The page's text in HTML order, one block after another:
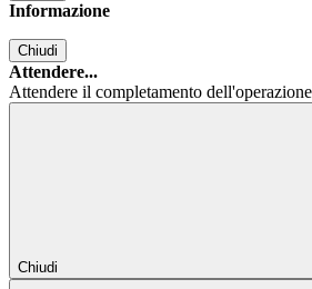
Informazione
Chiudi
Attendere...
Attendere il completamento
Chiudi